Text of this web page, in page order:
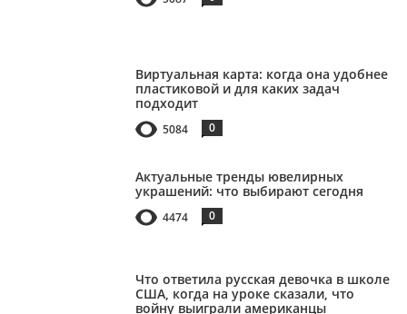
Виртуальная карта: когда она удобнее
пластиковой и для каких задач
подходит
5084 0
Актуальные тренды ювелирных
украшений: что выбирают сегодня
4474 0
Что ответила русская девочка в школе
США, когда на уроке сказали, что
войну выиграли американцы